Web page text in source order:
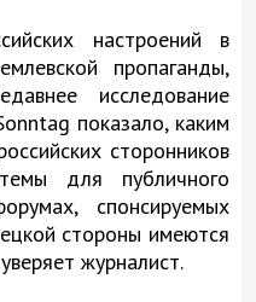
настроений в
пропаганды,
исследование
показало, каким
сторонников
для публичного
спонсируемых
стороны имеются
журналист.